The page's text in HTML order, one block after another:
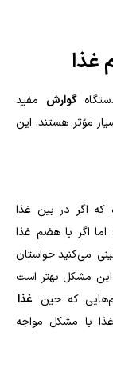
غذا
گوارش مفید
مؤثر هستند. این
که اگر در بین غذا
اگر با هضم غذا
می‌کنید حواستان
این مشکل بهتر است
که حین غذا
غذا با مشکل مواجه